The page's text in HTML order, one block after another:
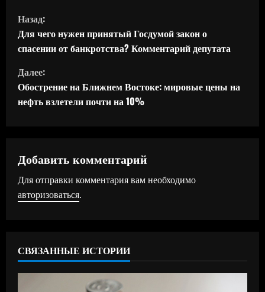
П
р
о
д
о
ж
и
ч
Назад:
Для чего нужен принятый Госдумой закон о
спасении от банкротства? Комментарий депутата
Далее:
Обострение на Ближнем Востоке: мировые цены на
нефть взлетели почти на 10%
Добавить комментарий
Для отправки комментария вам необходимо
авторизоваться.
СВЯЗАННЫЕ ИСТОРИИ